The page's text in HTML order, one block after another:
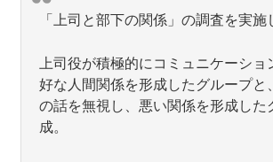
「上司と部下の関係」の調査を実施
上司役が積極的にコミュニケーショ
好な人間関係を形成したグループと
の話を無視し、悪い関係を形成した
成。